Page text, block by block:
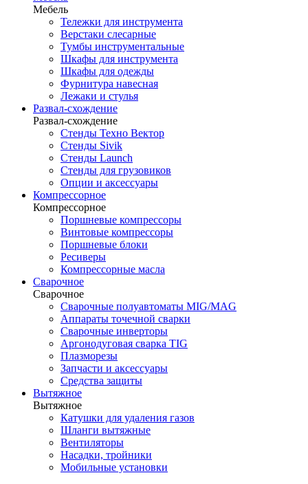
Мебель
Тележки для инструмента
Верстаки слесарные
Тумбы инструментальные
Шкафы для инструмента
Шкафы для одежды
Фурнитура навесная
Лежаки и стулья
Развал-схождение
Развал-схождение
Стенды Техно Вектор
Стенды Sivik
Стенды Launch
Стенды для грузовиков
Опции и аксессуары
Компрессорное
Компрессорное
Поршневые компрессоры
Винтовые компрессоры
Поршневые блоки
Ресиверы
Компрессорные масла
Сварочное
Сварочное
Сварочные полуавтоматы MIG/MAG
Аппараты точечной сварки
Сварочные инверторы
Аргонодуговая сварка TIG
Плазморезы
Запчасти и аксессуары
Средства защиты
Вытяжное
Вытяжное
Катушки для удаления газов
Шланги вытяжные
Вентиляторы
Насадки, тройники
Мобильные установки